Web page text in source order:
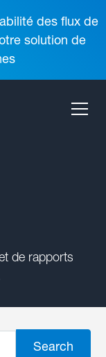
des flux de
solution de
de rapports